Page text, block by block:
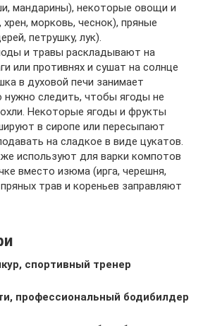
мандарины), некоторые овощи и
морковь, чеснок), пряные
петрушку, лук).
и травы раскладывают на
или противнях и сушат на солнце
в духовой печи занимает
нужно следить, чтобы ягоды не
Некоторые ягоды и фрукты
в сиропе или пересыпают
на сладкое в виде цукатов.
используют для варки компотов
вместо изюма (ирга, черешня,
трав и кореньев заправляют
спортивный тренер
профессиональный бодибилдер